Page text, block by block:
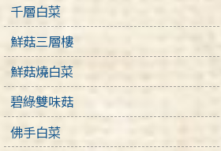
千層白菜
鮮菇三層樓
鮮菇燒白菜
碧綠雙味菇
佛手白菜